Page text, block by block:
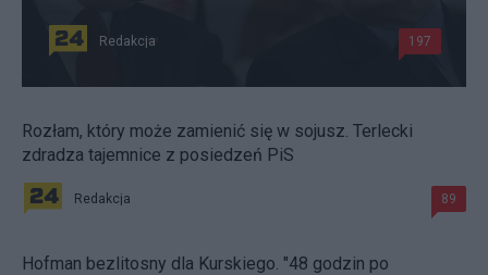
Redakcja 197
Rozłam, który może zamienić się w sojusz. Terlecki
zdradza tajemnice z posiedzeń PiS
Redakcja 89
Hofman bezlitosny dla Kurskiego. "48 godzin po